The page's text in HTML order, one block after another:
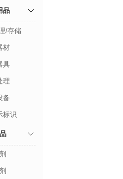
品
/存储
材
具
理
备
标识